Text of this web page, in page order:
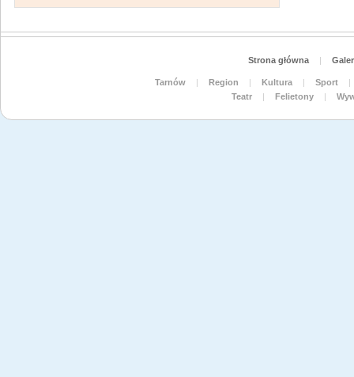
Strona główna |
Tarnów | Region | Kultura | Sport
|
Teatr
| Felietony |